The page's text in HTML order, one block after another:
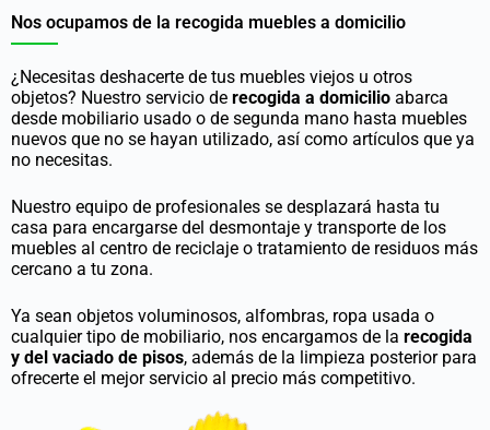
Nos ocupamos de la recogida muebles a domicilio
¿Necesitas deshacerte de tus muebles viejos u otros
objetos? Nuestro servicio de recogida a domicilio abarca
desde mobiliario usado o de segunda mano hasta muebles
nuevos que no se hayan utilizado, así como artículos que ya
no necesitas.
Nuestro equipo de profesionales se desplazará hasta tu
casa para encargarse del desmontaje y transporte de los
muebles al centro de reciclaje o tratamiento de residuos más
cercano a tu zona.
Ya sean objetos voluminosos, alfombras, ropa usada o
cualquier tipo de mobiliario, nos encargamos de la recogida
y del vaciado de pisos, además de la limpieza posterior para
ofrecerte el mejor servicio al precio más competitivo.